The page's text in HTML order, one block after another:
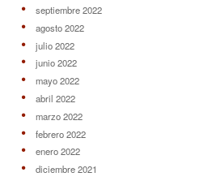
septiembre 2022
agosto 2022
julio 2022
junio 2022
mayo 2022
abril 2022
marzo 2022
febrero 2022
enero 2022
diciembre 2021